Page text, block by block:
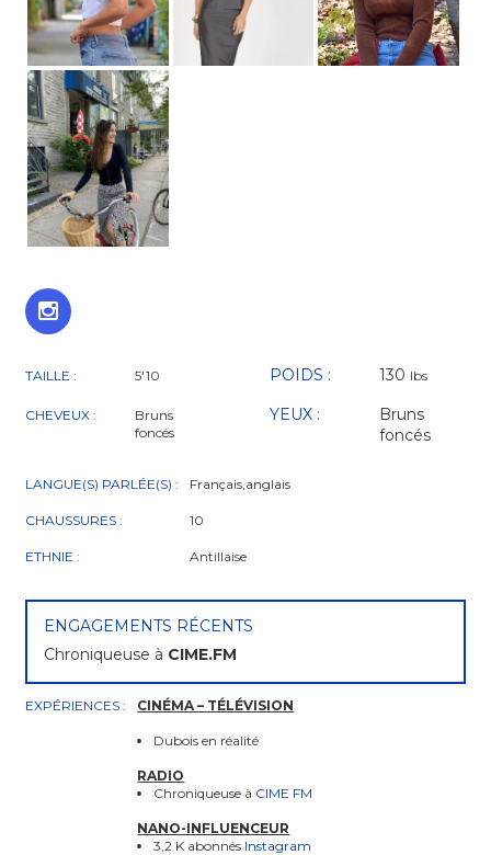
TAILLE : 5'10 POIDS : 130 lbs
CHEVEUX :
Bruns
foncés
YEUX :
Bruns
foncés
LANGUE(S) PARLÉE(S) : Français,anglais
CHAUSSURES : 10
ETHNIE : Antillaise
ENGAGEMENTS RÉCENTS
Chroniqueuse à CIME.FM
EXPÉRIENCES : CINÉMA – TÉLÉVISION
Dubois en réalité
RADIO
Chroniqueuse à CIME FM
NANO-INFLUENCEUR
3,2 K abonnés Instagram